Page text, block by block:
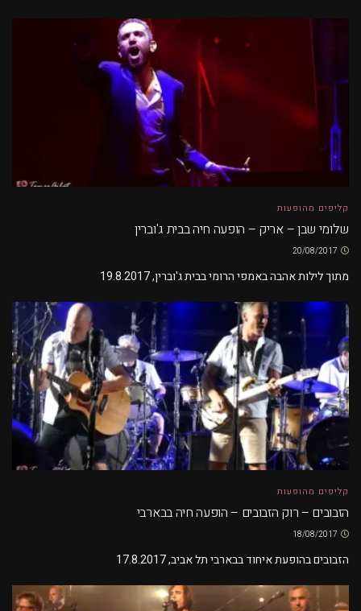
קליפים מהופעות
שלומי שבן – אריק – הופעה חיה בבית ג'וברין
מתוך לילות אהבה באמפי הרומי בבית ג'וברין, 19.8.2017
קליפים מהופעות
הזבובים – רוק הזבובים – הופעה חיה בבארבי
הזבובים בהופעת איחוד בבארבי תל אביב, 17.8.2017